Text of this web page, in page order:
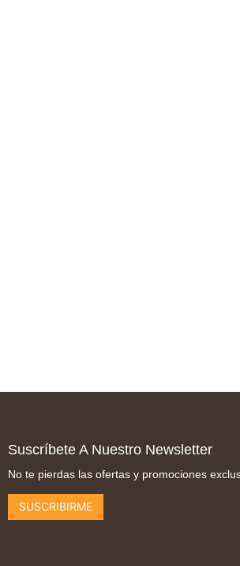
Suscríbete A Nuestro Newsletter
No te pierdas las ofertas y promociones
SUSCRIBIRME